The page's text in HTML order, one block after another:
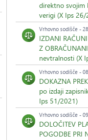
direktno svojim
verigi (X Ips
Vrhovno sodišče -
IZDANI
Z
nevtralnosti (X
Vrhovno sodišče -
DOKAZNA
po izdaji
Ips 51/2021)
Vrhovno sodišče -
DOLOČITEV
POGODBE PRI